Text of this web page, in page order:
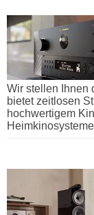
Wir stellen Ihnen
bietet zeitlosen
hochwertigem